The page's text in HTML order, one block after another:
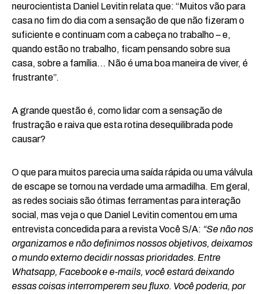
neurocientista Daniel Levitin relata que: “Muitos vão para
casa no fim do dia com a sensação de que não fizeram o
suficiente e continuam com a cabeça no trabalho – e,
quando estão no trabalho, ficam pensando sobre sua
casa, sobre a família… Não é uma boa maneira de viver, é
frustrante”.
A grande questão é, como lidar com a sensação de
frustração e raiva que esta rotina desequilibrada pode
causar?
O que para muitos parecia uma saída rápida ou uma válvula
de escape se tornou na verdade uma armadilha. Em geral,
as redes sociais são ótimas ferramentas para interação
social, mas veja o que Daniel Levitin comentou em uma
entrevista concedida para a revista Você S/A: “Se não nos
organizamos e não definimos nossos objetivos, deixamos
o mundo externo decidir nossas prioridades. Entre
Whatsapp, Facebook e e-mails, você estará deixando
essas coisas interromperem seu fluxo. Você poderia, por